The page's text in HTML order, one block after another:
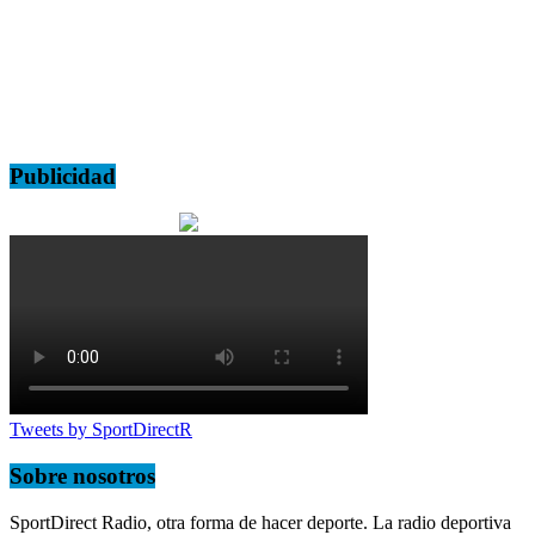
Publicidad
Tweets by SportDirectR
Sobre nosotros
SportDirect Radio, otra forma de hacer deporte. La radio deportiva